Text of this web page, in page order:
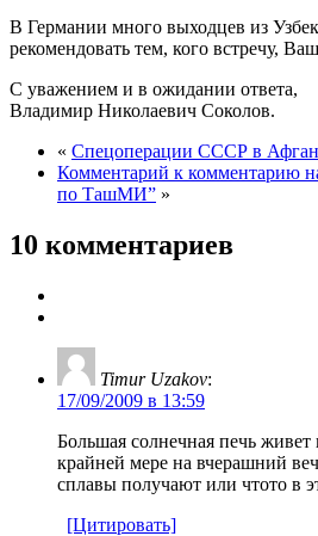
В Германии много выходцев из
рекомендовать тем, кого встречу,
С уважением и в ожидании ответа,
Владимир Николаевич Соколов.
« Спецоперации СССР в
Комментарий к комментарию
по ТашМИ” »
10 комментариев
Timur Uzakov:
17/09/2009 в 13:59
Большая солнечная печь живет
крайней мере на вчерашний
сплавы получают или чтото в
[Цитировать]